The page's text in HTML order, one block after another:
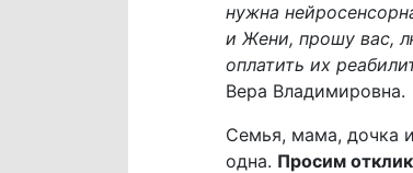
нужна
и Жени, прошу вас,
оплатить их
Вера Владимировна.
Семья, мама, дочка
одна. Просим